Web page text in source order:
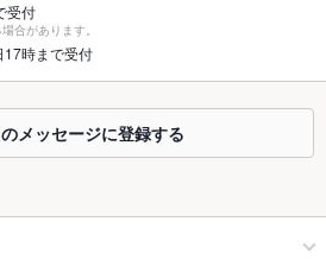
受付
合があります。
17時まで受付
メッセージに登録する